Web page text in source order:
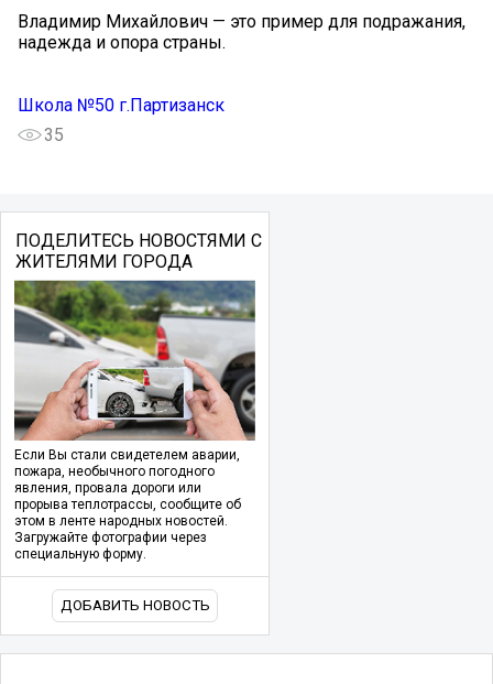
Владимир Михайлович — это пример для подражания,
надежда и опора страны.
Школа №50 г.Партизанск
35
ПОДЕЛИТЕСЬ НОВОСТЯМИ С
ЖИТЕЛЯМИ ГОРОДА
Если Вы стали свидетелем аварии,
пожара, необычного погодного
явления, провала дороги или
прорыва теплотрассы, сообщите об
этом в ленте народных новостей.
Загружайте фотографии через
специальную форму.
ДОБАВИТЬ НОВОСТЬ